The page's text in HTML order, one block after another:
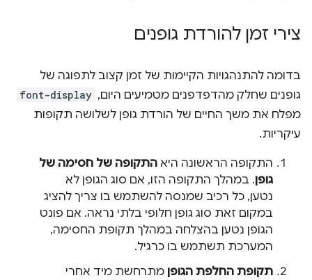
צירי זמן להורדת גופנים
בדומה להתנהגויות הקיימות של זמן קצוב לתפוגה של
גופנים שחלק מהדפדפנים מטמיעים היום, font-display
מפלח את משך החיים של הורדת גופן לשלושה תקופות
עיקריות.
התקופה הראשונה היא התקופה של חסימה של
גופן. במהלך התקופה הזו, אם סוג הגופן לא
נטען, כל רכיב שמנסה להשתמש בו צריך להציג
במקום זאת סוג גופן חלופי בלתי נראה. אם פונט
הגופן נטען בהצלחה במהלך תקופת החסימה,
המערכת תשתמש בו כרגיל.
תקופת החלפת הגופן מתרחשת מיד אחרי